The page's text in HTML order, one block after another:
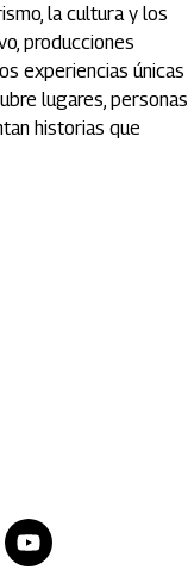
la cultura y los
producciones
experiencias únicas
lugares, personas
historias que